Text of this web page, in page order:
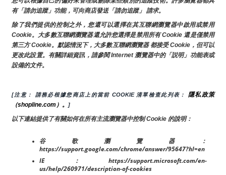
有「請勿追蹤」功能，可向商店發送「請勿追蹤」 請求。
除了我們提供的控制之外，您還可以選擇在其互聯網瀏覽器中啟用或禁用
Cookie。大多數互聯網瀏覽器還允許您選擇是禁用所有 Cookie 還是僅禁用
第三方 Cookie。默認情況下，大多數互聯網瀏覽器 都接受 Cookie，但可以
更改此設置。有關詳細資訊，請參閱 Internet 瀏覽器中的「説明」功能表或
設備的文件。
[注意： 請務必根據您商店上的當前 COOKIE 清單檢查此列表： 隱私政策
（shopline.com）。
]
以下連結提供了有關如何在所有主流瀏覽器中控制 Cookie 的說明：
谷歌瀏覽器：
https://support.google.com/chrome/answer/95647?hl=en
IE：https://support.microsoft.com/en-
us/help/260971/description-of-cookies